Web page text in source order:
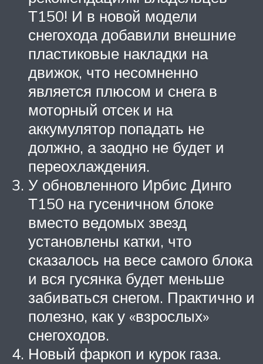
Т150! И в новой модели
снегохода добавили внешние
пластиковые накладки на
движок, что несомненно
является плюсом и снега в
моторный отсек и на
аккумулятор попадать не
должно, а заодно не будет и
переохлаждения.
У обновленного Ирбис Динго
Т150 на гусеничном блоке
вместо ведомых звезд
установлены катки, что
сказалось на весе самого блока
и вся гусянка будет меньше
забиваться снегом. Практично и
полезно, как у «взрослых»
снегоходов.
Новый фаркоп и курок газа.